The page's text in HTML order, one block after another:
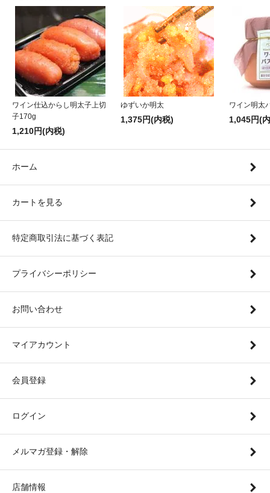
ワイン仕込からし明太子上切
子170g
1,210円(内税)
ゆずいか明太
1,375円(内税)
ワイン明太
1,045円(
ホーム
カートを見る
特定商取引法に基づく表記
プライバシーポリシー
お問い合わせ
マイアカウント
会員登録
ログイン
メルマガ登録・解除
店舗情報